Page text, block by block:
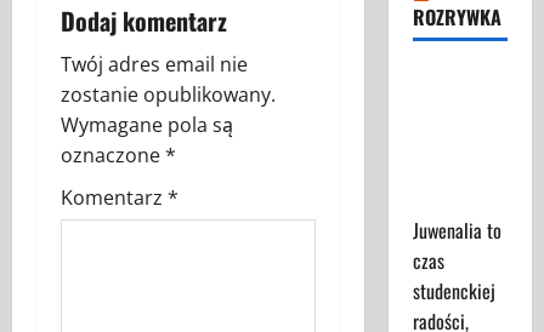
a
c
z
w
p
Dodaj komentarz
Twój adres email nie
zostanie opublikowany.
Wymagane pola są
oznaczone*
Komentarz *
ROZRYWKA
Juwenalia to
czas
studenckiej
radości,